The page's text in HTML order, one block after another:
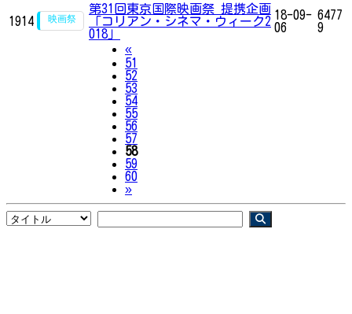
1914
第31回東京国際映画祭 提携企画
「コリアン・シネマ・ウィーク2
018」
18-09-
06
6477
9
«Previous
51
52
53
54
55
56
57
58
59
60
»Next